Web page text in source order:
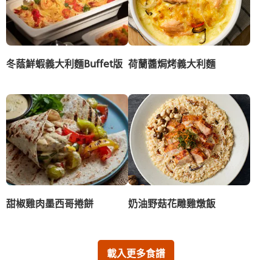
冬蔭鮮蝦義大利麵Buffet版 荷蘭醬焗烤義大利麵
甜椒雞肉墨西哥捲餅 奶油野菇花雕雞燉飯
載入更多食譜